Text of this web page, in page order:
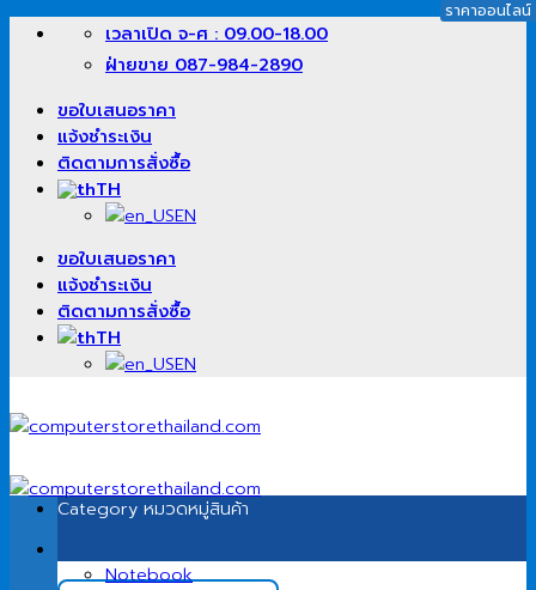
เนื้อหา
เวลาเปิด จ-ศ : 09.00-18.00
ฝ่ายขาย 087-984-2890
ขอใบเสนอราคา
แจ้งชำระเงิน
ติดตามการสั่งซื้อ
TH
EN
ขอใบเสนอราคา
แจ้งชำระเงิน
ติดตามการสั่งซื้อ
TH
EN
Category หมวดหมู่สินค้า
Notebook
ราคาออนไลน์